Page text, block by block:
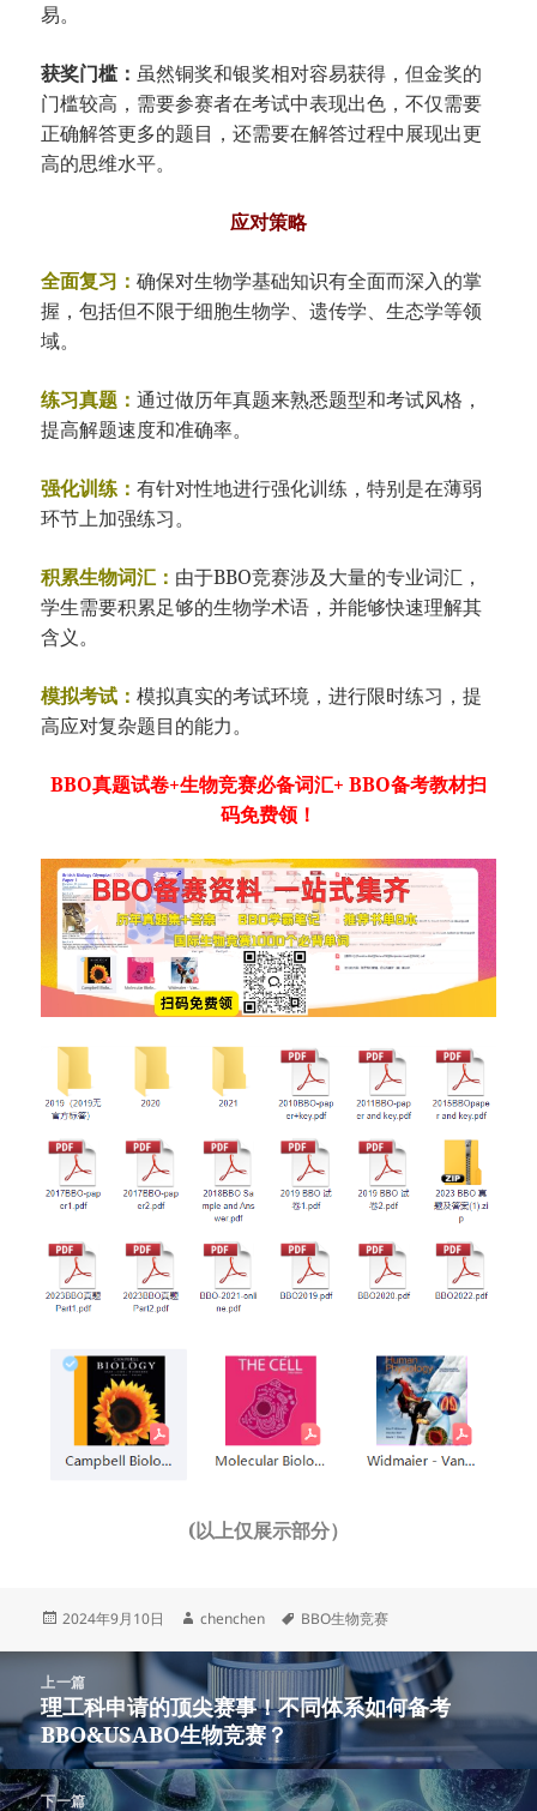
易。
获奖门槛：虽然铜奖和银奖相对容易获得，但金奖的
门槛较高，需要参赛者在考试中表现出色，不仅需要
正确解答更多的题目，还需要在解答过程中展现出更
高的思维水平。
应对策略
全面复习：确保对生物学基础知识有全面而深入的掌
握，包括但不限于细胞生物学、遗传学、生态学等领
域。
练习真题：通过做历年真题来熟悉题型和考试风格，
提高解题速度和准确率。
强化训练：有针对性地进行强化训练，特别是在薄弱
环节上加强练习。
积累生物词汇： 由于BBO竞赛涉及大量的专业词汇，
学生需要积累足够的生物学术语，并能够快速理解其
含义。
模拟考试：模拟真实的考试环境，进行限时练习，提
高应对复杂题目的能力。
BBO真题试卷+生物竞赛必备词汇+ BBO备考教材扫
码免费领！
(以上仅展示部分）
发
2024年9月10日
作
chenchen
标
BBO生物竞赛
文
导
航
上一篇
上
篇
文
章：
理工科申请的顶尖赛事！不同体系如何备考
BBO&USABO生物竞赛？
下一篇